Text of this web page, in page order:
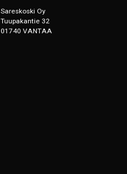
Sareskoski Oy
Tuupakantie 32
01740 VANTAA